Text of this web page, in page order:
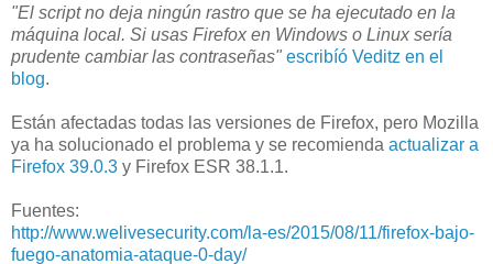
"El script no deja ningún rastro que se ha ejecutado en la
máquina local. Si usas Firefox en Windows o Linux sería
prudente cambiar las contraseñas" escribíó Veditz en el
blog.
Están afectadas todas las versiones de Firefox, pero Mozilla
ya ha solucionado el problema y se recomienda actualizar a
Firefox 39.0.3 y Firefox ESR 38.1.1.
Fuentes:
http://www.welivesecurity.com/la-es/2015/08/11/firefox-bajo-
fuego-anatomia-ataque-0-day/